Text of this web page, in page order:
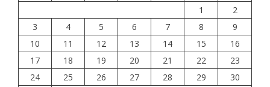
1
2
3
4 5 6 7 8
9
10
11 12 13 14 15
16
17
18 19 20 21 22
23
24
25 26 27 28 29
30